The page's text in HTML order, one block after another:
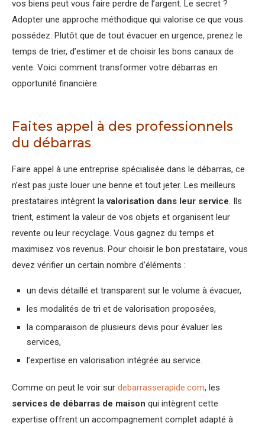
vos biens peut vous faire perdre de l’argent. Le secret ?
Adopter une approche méthodique qui valorise ce que vous
possédez. Plutôt que de tout évacuer en urgence, prenez le
temps de trier, d’estimer et de choisir les bons canaux de
vente. Voici comment transformer votre débarras en
opportunité financière.
Faites appel à des professionnels
du débarras
Faire appel à une entreprise spécialisée dans le débarras, ce
n’est pas juste louer une benne et tout jeter. Les meilleurs
prestataires intègrent lavalorisation dans leur service. Ils
trient, estiment la valeur de vos objets et organisent leur
revente ou leur recyclage. Vous gagnez du temps et
maximisez vos revenus. Pour choisir le bon prestataire, vous
devez vérifier un certain nombre d’éléments :
un devis détaillé et transparent sur le volume à évacuer,
les modalités de tri et de valorisation proposées,
la comparaison de plusieurs devis pour évaluer les
services,
l’expertise en valorisation intégrée au service.
Comme on peut le voir sur debarrasserapide.com, les
services de débarras de maison qui intègrent cette
expertise offrent un accompagnement complet adapté à